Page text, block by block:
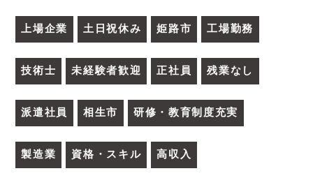
上場企業 土日祝休み 姫路市 工場勤務
技術士 未経験者歓迎 正社員 残業なし
派遣社員 相生市 研修・教育制度充実
製造業 資格・スキル 高収入